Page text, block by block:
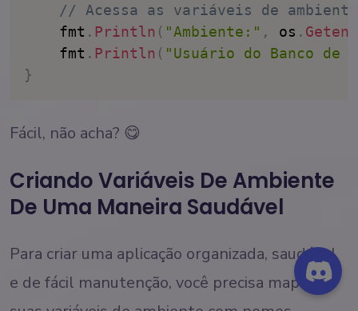
// Acessa as variáveis de ambiente
	fmt
. Println ( "Ambiente:" , os . Getenv
	fmt
. Println ( "Usuário do Banco de
}
Fácil, não acha? 😋
Criando Variáveis De Ambiente
De Uma Maneira Saudável
Para criar uma aplicação organizada, saudável
e de fácil manutenção, você precisa mapear